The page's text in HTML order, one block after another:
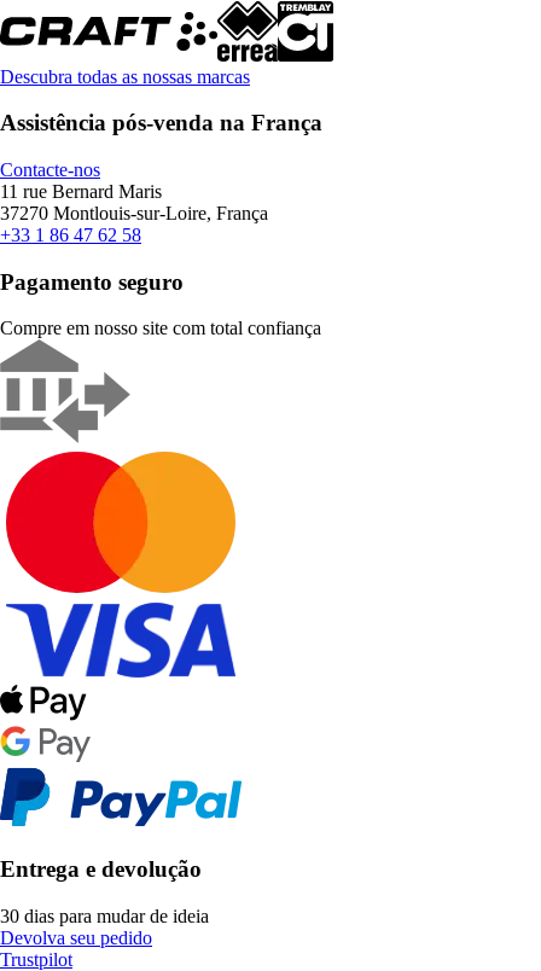
Descubra todas as nossas marcas
Assistência pós-venda na França
Contacte-nos
11 rue Bernard Maris
37270 Montlouis-sur-Loire, França
+33 1 86 47 62 58
Pagamento seguro
Compre em nosso site com total confiança
Entrega e devolução
30 dias para mudar de ideia
Devolva seu pedido
Trustpilot